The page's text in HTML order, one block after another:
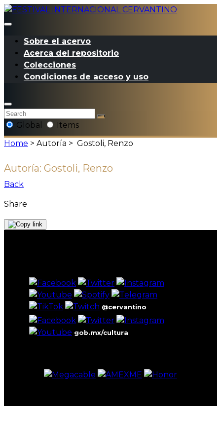
Sobre el acervo
Acerca del repositorio
Colecciones
Condiciones de acceso y uso
Global
Items
Home > Autoría > Gostoli, Renzo
Autoría: Gostoli, Renzo
Back
Share
@cervantino
gob.mx/cultura